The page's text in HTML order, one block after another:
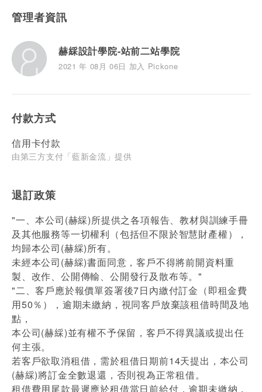
管理者資訊
赫綵設計學院-站前二站學院
2021 年 08月 06日 加入 Pickone
付款方式
信用卡付款
由第三方支付「藍新金流」提供
退訂政策
"一、本公司(赫綵)所提供之各項報告、教材與訓練手冊
及其他服務等一切權利（包括但不限於智慧財產權），
均歸本公司(赫綵)所有。
未經本公司(赫綵)書面同意，客戶不得將前開資料重
製、改作、公開傳輸、公開發行及散布等。"
"二、客戶應於報價單簽署後7日內繳付訂金（即租金費
用50％），逾期未繳納，視同客戶放棄該租借時間及地
點，
本公司(赫綵)並有權不予保留，客戶不得異議或提出任
何主張。
若客戶欲取消租借，需於租借日期前14天提出，本公司
(赫綵)將訂金全數退還，否則視為正常租借。
租借費用尾款最遲應於租借當日前給付，逾期未繳納，